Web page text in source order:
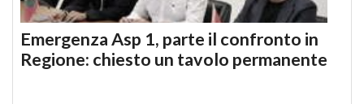
Emergenza Asp 1, parte il confronto in
Regione: chiesto un tavolo permanente